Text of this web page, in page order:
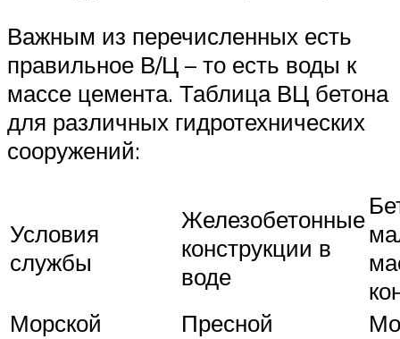
Важным из перечисленных есть
правильное В/Ц – то есть воды к
массе цемента. Таблица ВЦ бетона
для различных гидротехнических
сооружений:
Условия
службы
Железобетонные
конструкции в
воде
Морской
Пресной